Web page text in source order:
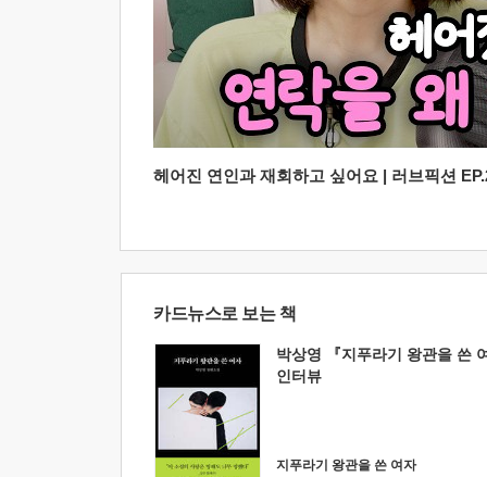
헤어진 연인과 재회하고 싶어요 | 러브픽션
카드뉴스로 보는 책
박상영 『지푸라기 왕관을 쓴
인터뷰
지푸라기 왕관을 쓴 여자